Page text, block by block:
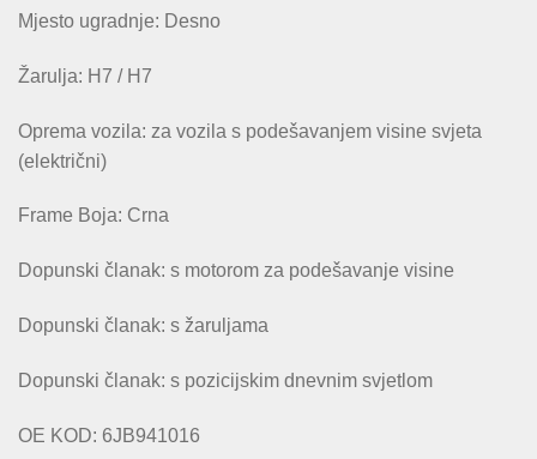
Mjesto ugradnje: Desno
Žarulja: H7 / H7
Oprema vozila: za vozila s podešavanjem visine svjeta
(električni)
Frame Boja: Crna
Dopunski članak: s motorom za podešavanje visine
Dopunski članak: s žaruljama
Dopunski članak: s pozicijskim dnevnim svjetlom
OE KOD: 6JB941016